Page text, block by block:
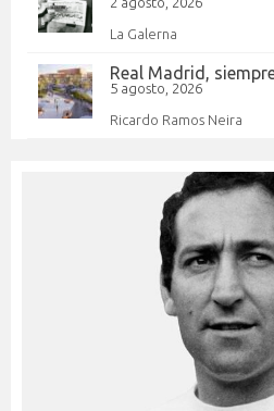
La Galerna
Real Madrid,
5 agosto, 2026
Ricardo Ramos Neira